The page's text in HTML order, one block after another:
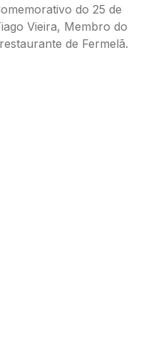
do 25 de
Vieira, Membro do
de Fermelã.